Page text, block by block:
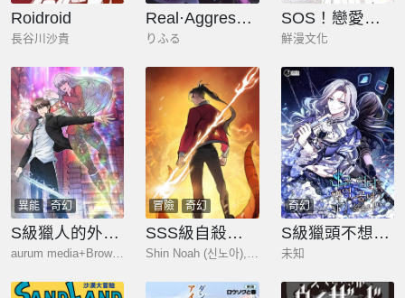
Roidroid
長谷川沙貴
Real·Aggression
りふる
SOS！戀愛出了幺蛾子
鮮漫文化
異能 奇幻
S級獵人的外掛是老媽
aurum media+Brown Panda
冒險 奇幻
SSS級自殺獵人
奇幻
S級獵頭不想成爲反派公女
未知